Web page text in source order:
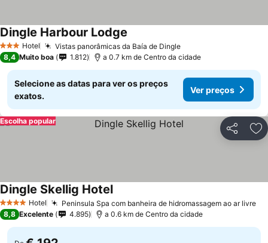
3 EstrelasHotel Vistas panorâmicas da Baía de Dingle
Dingle Harbour Lodge
8,4 Muito boa 1.812 a 0.7 km de Centro da cidade
Selecione as datas para ver os preços
exatos.
Ver preços
Partilhar
Escolha popular
4 EstrelasHotel Peninsula Spa com banheira de hidromassagem ao ar livre
Dingle Skellig Hotel
8,8 Excelente 4.895 a 0.6 km de Centro da cidade